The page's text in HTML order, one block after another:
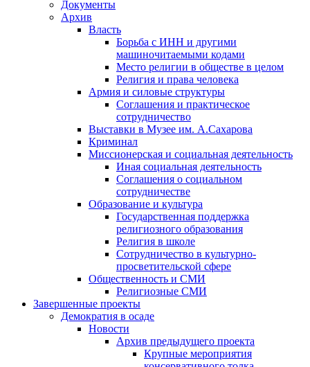
Документы
Архив
Власть
Борьба с ИНН и другими
машиночитаемыми кодами
Место религии в обществе в целом
Религия и права человека
Армия и силовые структуры
Соглашения и практическое
сотрудничество
Выставки в Музее им. А.Сахарова
Криминал
Миссионерская и социальная деятельность
Иная социальная деятельность
Соглашения о социальном
сотрудничестве
Образование и культура
Государственная поддержка
религиозного образования
Религия в школе
Сотрудничество в культурно-
просветительской сфере
Общественность и СМИ
Религиозные СМИ
Завершенные проекты
Демократия в осаде
Новости
Архив предыдущего проекта
Крупные мероприятия